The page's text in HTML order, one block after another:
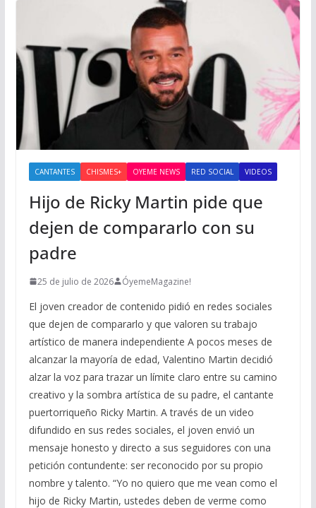
CANTANTES CHISMES+ OYEME NEWS RED SOCIAL VIDEOS
Hijo de Ricky Martin pide que
dejen de compararlo con su
padre
25 de julio de 2026 ÓyemeMagazine!
El joven creador de contenido pidió en redes sociales
que dejen de compararlo y que valoren su trabajo
artístico de manera independiente A pocos meses de
alcanzar la mayoría de edad, Valentino Martin decidió
alzar la voz para trazar un límite claro entre su camino
creativo y la sombra artística de su padre, el cantante
puertorriqueño Ricky Martin. A través de un video
difundido en sus redes sociales, el joven envió un
mensaje honesto y directo a sus seguidores con una
petición contundente: ser reconocido por su propio
nombre y talento. “Yo no quiero que me vean como el
hijo de Ricky Martin, ustedes deben de verme como